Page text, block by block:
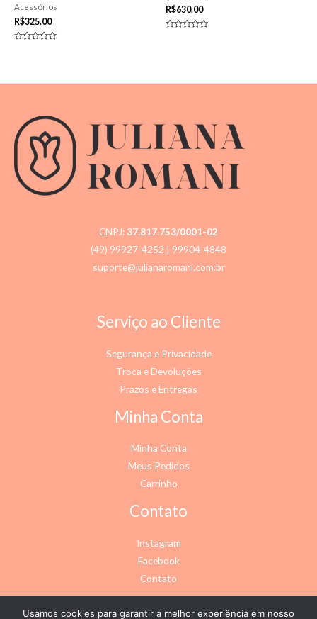
Acessórios
R$325.00
R$630.00
CNPJ: 37.817.753/0001-02
(49) 99927-4252 | 99904-4848
suporte@julianaromani.com.br
Serviço ao Cliente
Segurança e Privacidade
Troca e Devoluções
Prazos e Entregas
Minha Conta
Minha Conta
Meus Pedidos
Carrinho
Contato
Instagram
Facebook
Contato
Usamos cookies para garantir a melhor experiência em nosso